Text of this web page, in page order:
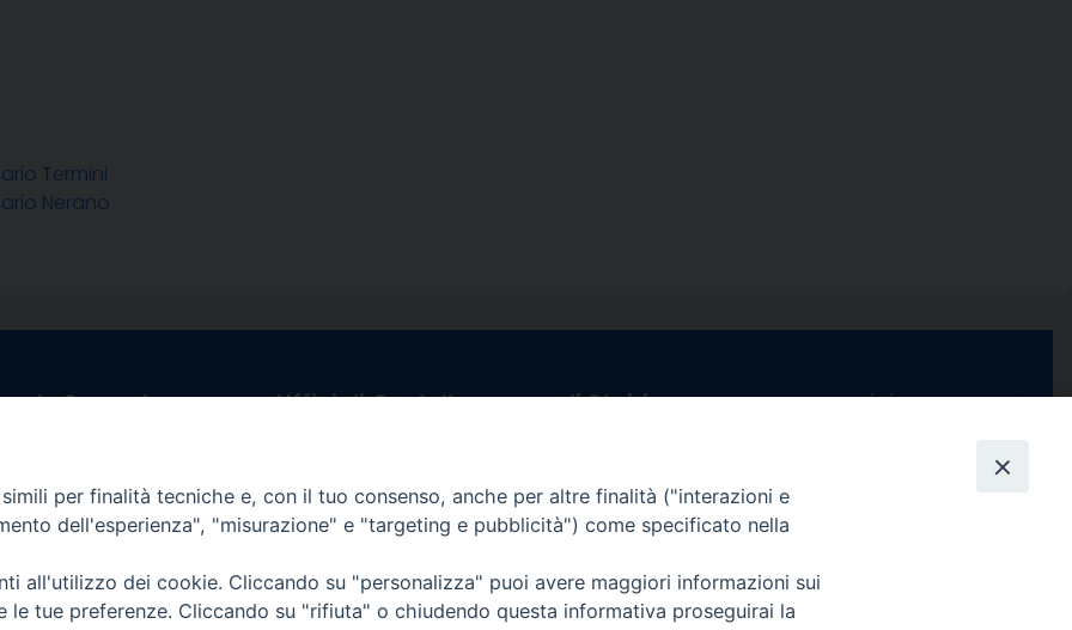
Termini
Nerano
Sorrento
Uffici:
Uffici di Castellammare di Stabia
tel. 0818714501
Giorni ed Orari Apertura Uffici:
Lunedì e Mercoledì ore 09:00 – 13:00
Uffici Matrimoni:
Lunedì e Mercoledì ore 09:30 – 12:30
seguici su
Channel
Informativa Privacy
COPYRIGHT © 2013-2025
per finalità tecniche e, con il tuo consenso, anche per altre finalità ("interazioni e
dell'esperienza", "misurazione" e "targeting e pubblicità") come specificato nella
all'utilizzo dei cookie. Cliccando su "personalizza" puoi avere maggiori informazioni sui
le tue preferenze. Cliccando su "rifiuta" o chiudendo questa informativa proseguirai la